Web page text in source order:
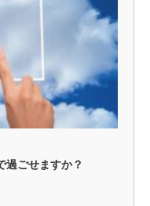
過ごせますか？